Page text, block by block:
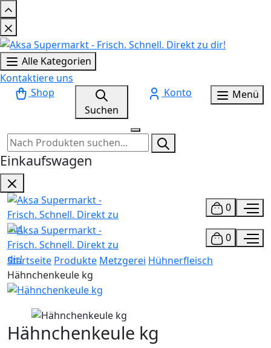
Alle Kategorien
Kontaktiere uns
Shop
Suchen
Konto Menü
Einkaufswagen
0
0
Startseite Produkte Metzgerei Hühnerfleisch
Hähnchenkeule kg
Hähnchenkeule kg